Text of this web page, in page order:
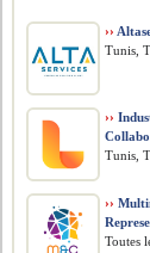
››
Tunis,
››
Tunis,
››
Toutes